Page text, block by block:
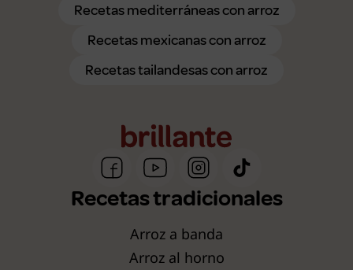
Recetas mediterráneas con arroz
Recetas mexicanas con arroz
Recetas tailandesas con arroz
Recetas tradicionales
Arroz a banda
Arroz al horno